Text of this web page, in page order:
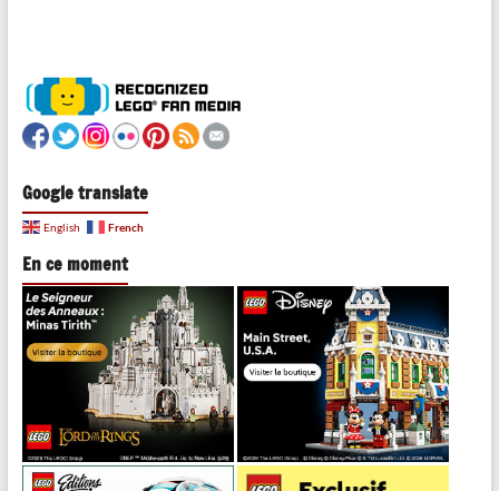
Google translate
English French
En ce moment